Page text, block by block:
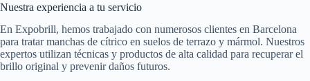
Nuestra experiencia a tu servicio
En Expobrill, hemos trabajado con numerosos clientes en Barcelona
para tratar manchas de cítrico en suelos de terrazo y mármol. Nuestros
expertos utilizan técnicas y productos de alta calidad para recuperar el
brillo original y prevenir daños futuros.